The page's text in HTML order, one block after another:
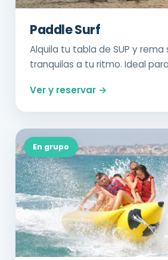
Paddle Surf
Alquila tu tabla de SUP y rema
tranquilas a tu ritmo. Ideal
Ver y reservar →
En grupo